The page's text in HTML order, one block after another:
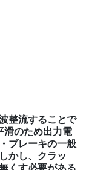
整流することで
滑のため出力電
ブレーキの一般
かし、クラッ